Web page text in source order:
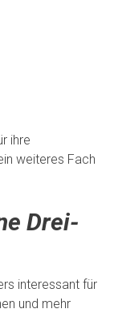
ihre
weiteres Fach
Drei-
interessant für
und mehr